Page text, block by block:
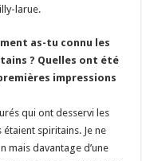
larue.
as-tu connu les
? Quelles ont été
impressions
qui ont desservi les
spiritains. Je ne
mais davantage d’une